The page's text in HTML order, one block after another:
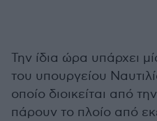
Την ίδια ώρα υπάρχει
του υπουργείου
οποίο διοικείται από
πάρουν το πλοίο από